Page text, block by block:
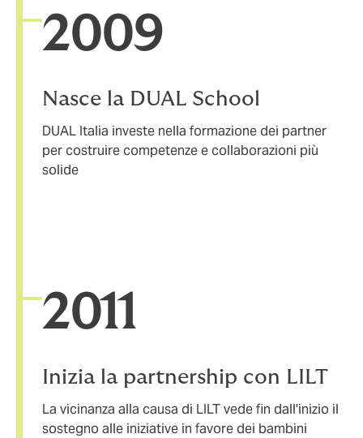
2009
Nasce la DUAL School
DUAL Italia investe nella formazione dei partner
per costruire competenze e collaborazioni più
solide
2011
Inizia la partnership con LILT
La vicinanza alla causa di LILT vede fin dall'inizio il
sostegno alle iniziative in favore dei bambini